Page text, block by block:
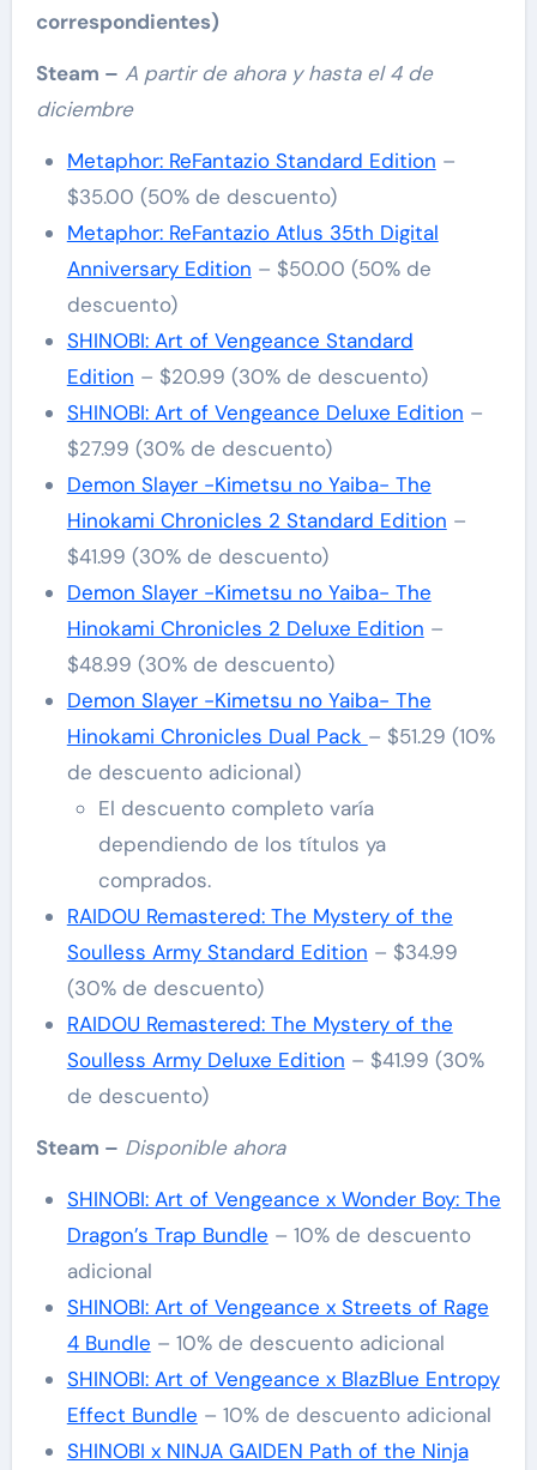
correspondientes)
Steam – A partir de ahora y hasta el 4 de
diciembre
Metaphor: ReFantazio Standard Edition –
$35.00 (50% de descuento)
Metaphor: ReFantazio Atlus 35th Digital
Anniversary Edition – $50.00 (50% de
descuento)
SHINOBI: Art of Vengeance Standard
Edition – $20.99 (30% de descuento)
SHINOBI: Art of Vengeance Deluxe Edition –
$27.99 (30% de descuento)
Demon Slayer -Kimetsu no Yaiba- The
Hinokami Chronicles 2 Standard Edition –
$41.99 (30% de descuento)
Demon Slayer -Kimetsu no Yaiba- The
Hinokami Chronicles 2 Deluxe Edition –
$48.99 (30% de descuento)
Demon Slayer -Kimetsu no Yaiba- The
Hinokami Chronicles Dual Pack – $51.29 (10%
de descuento adicional)
El descuento completo varía
dependiendo de los títulos ya
comprados.
RAIDOU Remastered: The Mystery of the
Soulless Army Standard Edition – $34.99
(30% de descuento)
RAIDOU Remastered: The Mystery of the
Soulless Army Deluxe Edition – $41.99 (30%
de descuento)
Steam – Disponible ahora
SHINOBI: Art of Vengeance x Wonder Boy: The
Dragon’s Trap Bundle – 10% de descuento
adicional
SHINOBI: Art of Vengeance x Streets of Rage
4 Bundle – 10% de descuento adicional
SHINOBI: Art of Vengeance x BlazBlue Entropy
Effect Bundle – 10% de descuento adicional
SHINOBI x NINJA GAIDEN Path of the Ninja